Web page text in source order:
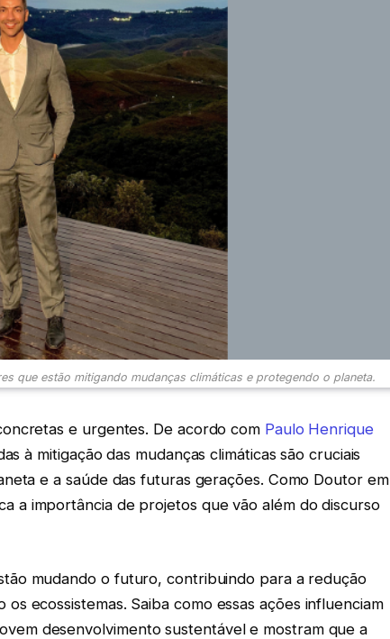
que estão mitigando mudanças climáticas e protegendo o planeta.
e urgentes. De acordo com Paulo Henrique
à mitigação das mudanças climáticas são cruciais
e a saúde das futuras gerações. Como Doutor em
a importância de projetos que vão além do discurso
mudando o futuro, contribuindo para a redução
ecossistemas. Saiba como essas ações influenciam
desenvolvimento sustentável e mostram que a